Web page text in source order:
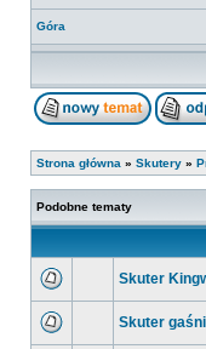
Góra
Strona główna » Skutery »
Podobne tematy
Skuter
Skuter